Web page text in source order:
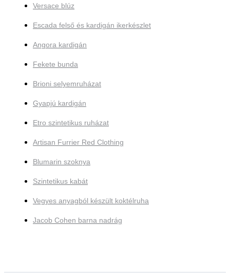
Versace blúz
Escada felső és kardigán ikerkészlet
Angora kardigán
Fekete bunda
Brioni selyemruházat
Gyapjú kardigán
Etro szintetikus ruházat
Artisan Furrier Red Clothing
Blumarin szoknya
Szintetikus kabát
Vegyes anyagból készült koktélruha
Jacob Cohen barna nadrág